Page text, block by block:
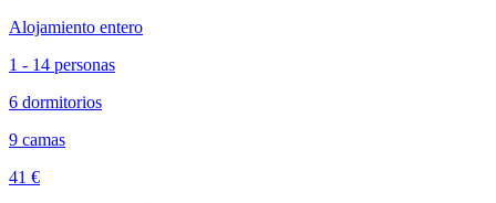
Alojamiento entero
1 - 14 personas
6 dormitorios
9 camas
41 €